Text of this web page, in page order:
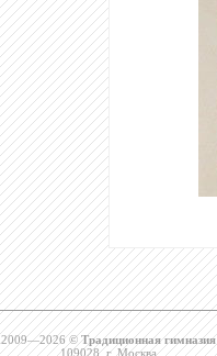
2009—2026 ©Традиционная гимназия
109028, г. Москва